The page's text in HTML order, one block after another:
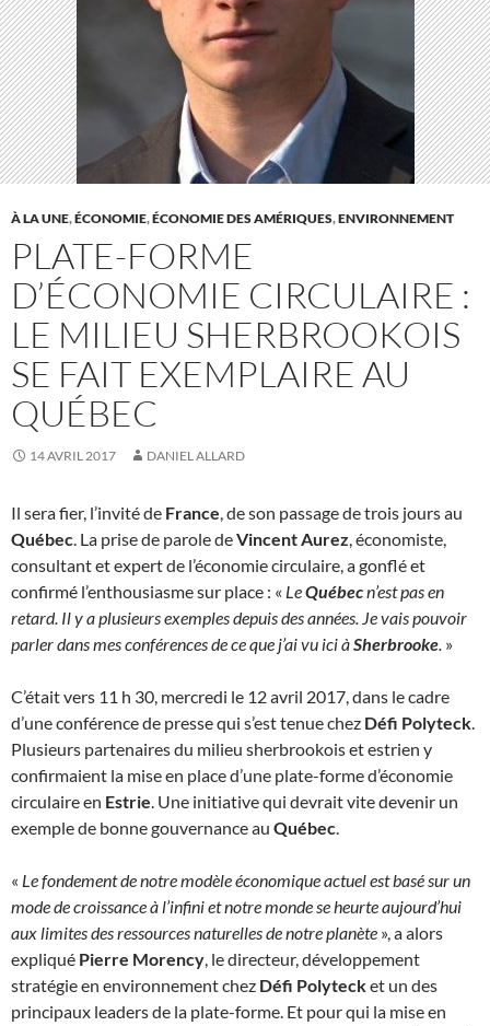
À LA UNE,ÉCONOMIE,ÉCONOMIE DES AMÉRIQUES,ENVIRONNEMENT
PLATE-FORME
D’ÉCONOMIE CIRCULAIRE :
LE MILIEU SHERBROOKOIS
SE FAIT EXEMPLAIRE AU
QUÉBEC
14 AVRIL 2017 DANIEL ALLARD
Il sera fier, l’invité de France, de son passage de trois jours au
Québec. La prise de parole deVincent Aurez, économiste,
consultant et expert de l’économie circulaire, a gonflé et
confirmé l’enthousiasme sur place : « LeQuébecn’est pas en
retard. Il y a plusieurs exemples depuis des années. Je vais pouvoir
parler dans mes conférences de ce que j’ai vu ici àSherbrooke. »
C’était vers 11 h 30, mercredi le 12 avril 2017, dans le cadre
d’une conférence de presse qui s’est tenue chez Défi Polyteck.
Plusieurs partenaires du milieu sherbrookois et estrien y
confirmaient la mise en place d’une plate-forme d’économie
circulaire en Estrie. Une initiative qui devrait vite devenir un
exemple de bonne gouvernance au Québec.
« Le fondement de notre modèle économique actuel est basé sur un
mode de croissance à l’infini et notre monde se heurte aujourd’hui
aux limites des ressources naturelles de notre planète », a alors
expliqué Pierre Morency, le directeur, développement
stratégie en environnement chez Défi Polytecket un des
principaux leaders de la plate-forme. Et pour qui la mise en